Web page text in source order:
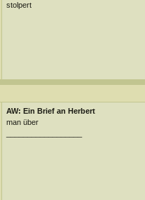
stolpert
AW: Ein Brief an Herbert
man über